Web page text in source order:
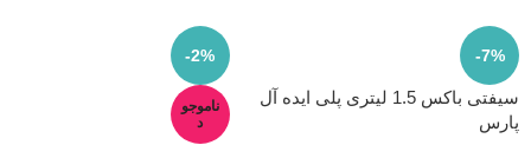
-7%
سیفتی باکس 1.5 لیتری پلی ایده آل
پارس
-2%
ناموجو
د